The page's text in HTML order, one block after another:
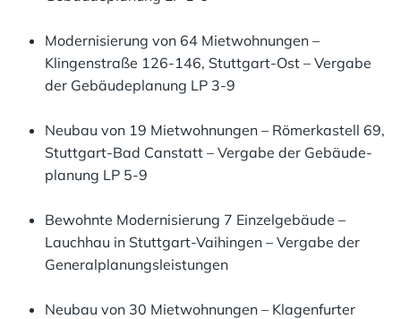
Modernisierung von 64 Mietwohnungen –
Klingenstraße 126-146, Stuttgart-Ost – Vergabe
der Gebäudeplanung LP 3-9
Neubau von 19 Mietwohnungen – Römerkastell 69,
Stuttgart-Bad Canstatt – Vergabe der Gebäude-
planung LP 5-9
Bewohnte Modernisierung 7 Einzelgebäude –
Lauchhau in Stuttgart-Vaihingen – Vergabe der
Generalplanungsleistungen
Neubau von 30 Mietwohnungen – Klagenfurter